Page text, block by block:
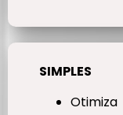
SIMPLES